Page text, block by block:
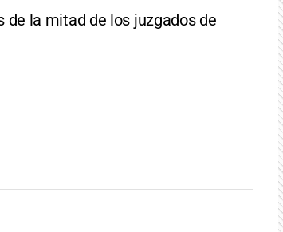
la mitad de los juzgados de